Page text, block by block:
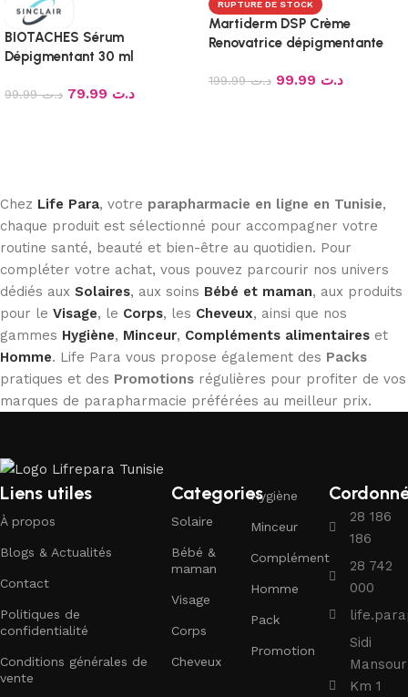
BIOTACHES Sérum
Dépigmentant 30 ml
د.ت99.99 د.ت
RUPTURE DE STOCK
Martiderm DSP Crème
Renovatrice dépigmentante
د.ت199.99 د.ت
Chez Life Para, votre parapharmacie en ligne en Tunisie,
chaque produit est sélectionné pour accompagner votre
routine santé, beauté et bien-être au quotidien. Pour
compléter votre achat, vous pouvez parcourir nos univers
dédiés aux Solaires, aux soins Bébé et maman, aux produits
pour le Visage, le Corps, les Cheveux, ainsi que nos
gammes Hygiène, Minceur, Compléments alimentaires et
Homme. Life Para vous propose également des Packs
pratiques et des Promotions régulières pour profiter de vos
marques de parapharmacie préférées au meilleur prix.
Liens utiles
À propos
Blogs & Actualités
Contact
Politiques de
confidentialité
Conditions générales de
vente
Categories
Solaire
Bébé &
maman
Visage
Corps
Cheveux
Hygiène
Minceur
Complément
Homme
Pack
Promotion
28 186
186
28 742
000
Sidi
Mansour
Km 1